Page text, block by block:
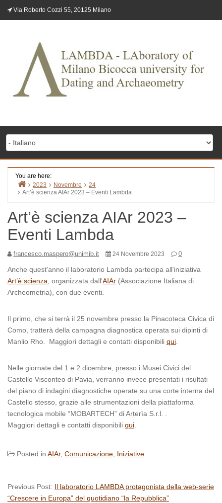
Via Roberto Cozzi 55, 20125 Milano
You are here:
Home
2023 Novembre
24
Art’è scienza AIAr 2023 – Eventi Lambda
Art’è scienza AIAr 2023 –
Eventi Lambda
francesco.maspero@unimib.it 24 Novembre 2023 0
Anche quest'anno il laboratorio Lambda partecipa all'iniziativa
Art’è scienza , organizzata dall'AIAr (Associazione Italiana di
Archeometria), con due eventi.
Il primo, che si terrà il 25 novembre presso la Pinacoteca Civica di
Como, tratterà della campagna diagnostica operata sui dipinti di
Manlio Rho. Maggiori dettagli e contatti disponibili qui
Nelle giornate del 1 e 2 dicembre, presso i Musei Civici del
Castello Visconteo di Pavia, verranno invece presentati i risultati
del piano di indagini diagnostiche operate su una corte interna del
Castello stesso, grazie alle strumentazioni della piattaforma
tecnologica mobile “MOBARTECH” di Arterìa S.r.l. .
Maggiori dettagli e contatti disponibili qui
Posted in AIAr, Comunicazione Iniziative
Previous Post: Il laboratorio LAMBDA protagonista della web-serie
“Crescere in Europa” del quotidiano “la Repubblica”